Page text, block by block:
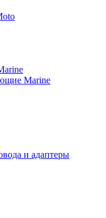
Marine
и адаптеры